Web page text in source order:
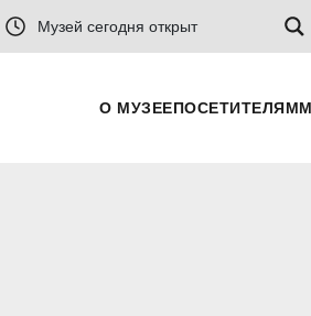
Музей сегодня открыт
О МУЗЕЕПОСЕТИТЕЛЯМ